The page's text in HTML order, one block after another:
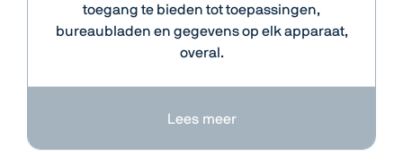
toegang te bieden tot toepassingen,
bureaubladen en gegevens op elk apparaat,
overal.
Lees meer